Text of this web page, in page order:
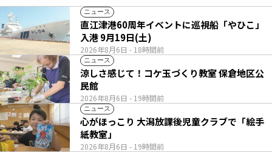
ニュース
2026年8月6日 - 18時間前
直江津港60周年イベントに巡視船「やひこ」
入港 9月19日(土)
ニュース
2026年8月6日 - 19時間前
涼しさ感じて！コケ玉づくり教室 保倉地区公
民館
ニュース
2026年8月6日 - 19時間前
心がほっこり 大潟放課後児童クラブで「絵手
紙教室」